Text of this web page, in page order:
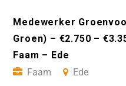
Medewerker
Groen) – €2.750 –
Faam – Ede
Faam
Ede